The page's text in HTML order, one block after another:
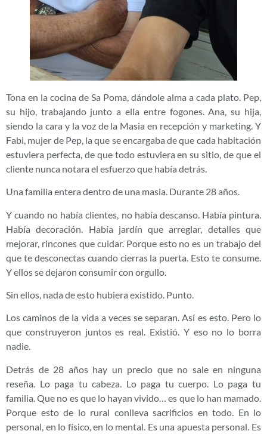
Tona en la cocina de Sa Poma, dándole alma a cada plato. Pep,
su hijo, trabajando junto a ella entre fogones. Ana, su hija,
siendo la cara y la voz de la Masia en recepción y marketing. Y
Fabi, mujer de Pep, la que se encargaba de que cada habitación
estuviera perfecta, de que todo estuviera en su sitio, de que el
cliente nunca notara el esfuerzo que había detrás.
Una familia entera dentro de una masia. Durante 28 años.
Y cuando no había clientes, no había descanso. Había pintura.
Había decoración. Había jardín que arreglar, detalles que
mejorar, rincones que cuidar. Porque esto no es un trabajo del
que te desconectas cuando cierras la puerta. Esto te consume.
Y ellos se dejaron consumir con orgullo.
Sin ellos, nada de esto hubiera existido. Punto.
Los caminos de la vida a veces se separan. Así es esto. Pero lo
que construyeron juntos es real. Existió. Y eso no lo borra
nadie.
Detrás de 28 años hay un precio que no sale en ninguna
reseña. Lo paga tu cabeza. Lo paga tu cuerpo. Lo paga tu
familia. Que no es que lo hayan vivido… es que lo han mamado.
Porque esto de lo rural conlleva sacrificios en todo. En lo
personal, en lo físico, en lo mental. Es una apuesta personal. Es